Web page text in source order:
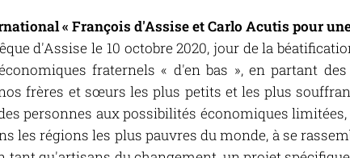
« François d'Assise et Carlo Acutis pour
d'Assise le 10 octobre 2020, jour de la
fraternels « d'en bas », en partant
frères et sœurs les plus petits et les plus
personnes aux possibilités économiques
les régions les plus pauvres du monde, à se